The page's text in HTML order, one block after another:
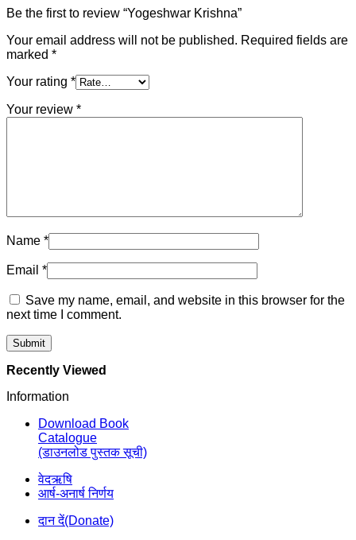
Be the first to review “Yogeshwar Krishna”
Your email address will not be published. Required fields are
marked *
Your rating *
Your review *
Name *
Email *
Save my name, email, and website in this browser for the
next time I comment.
Recently Viewed
Information
Download Book
Catalogue
(डाउनलोड पुस्तक सूची)
वेदऋषि
आर्ष-अनार्ष निर्णय
दान दें(Donate)